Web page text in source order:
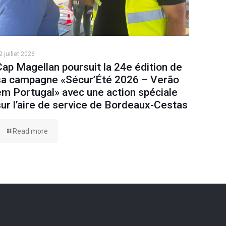
juillet 2026
Magellan poursuit la 24e édition de
campagne «Sécur’Été 2026 – Verão
Portugal» avec une action spéciale
l’aire de service de Bordeaux-Cestas
Read more